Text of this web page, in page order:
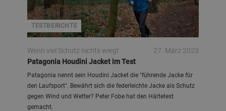
TESTBERICHTE
Wenn viel Schutz nichts wiegt
27. März 2023
Patagonia Houdini Jacket im Test
Patagonia nennt sein Houdini Jacket die "führende Jacke für
den Laufsport". Bewährt sich die federleichte Jacke als Schutz
gegen Wind und Wetter? Peter Fobe hat den Härtetest
gemacht.